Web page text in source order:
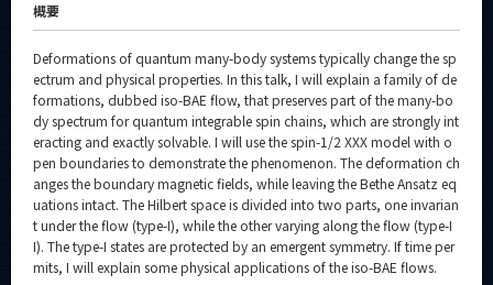
概要
Deformations of quantum many-body systems typically change the sp
ectrum and physical properties. In this talk, I will explain a family of de
formations, dubbed iso-BAE flow, that preserves part of the many-bo
dy spectrum for quantum integrable spin chains, which are strongly int
eracting and exactly solvable. I will use the spin-1/2 XXX model with o
pen boundaries to demonstrate the phenomenon. The deformation ch
anges the boundary magnetic fields, while leaving the Bethe Ansatz eq
uations intact. The Hilbert space is divided into two parts, one invarian
t under the flow (type-I), while the other varying along the flow (type-I
I). The type-I states are protected by an emergent symmetry. If time per
mits, I will explain some physical applications of the iso-BAE flows.
CLOSE